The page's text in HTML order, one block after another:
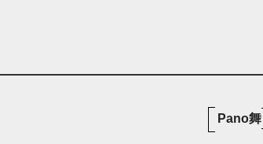
Pano舞